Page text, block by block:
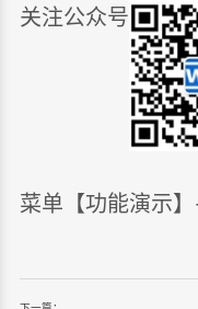
关注公众号
菜单【功能演示